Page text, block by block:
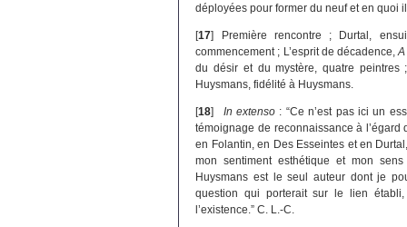
déployées pour former du neuf et en quoi
[17]
Première rencontre ; Durtal,
commencement ; L’esprit de décadence,
du désir et du mystère, quatre peintres
Huysmans, fidélité à Huysmans.
[18] In extenso : “Ce n’est pas ici un
témoignage de reconnaissance à l’égard
en Folantin, en Des Esseintes et en
mon sentiment esthétique et mon
Huysmans est le seul auteur dont je
question qui porterait sur le lien
l’existence.” C. L.-C.